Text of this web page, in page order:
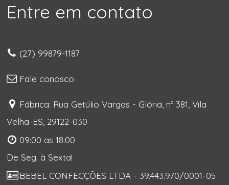
Entre em contato
(27) 99879-1187
Fale conosco
Fábrica: Rua Getúlio Vargas - Glória, nº 381, Vila
Velha-ES, 29122-030
09:00 as 18:00
De Seg. à Sexta!
BEBEL CONFECÇÕES LTDA - 39.443.970/0001-05